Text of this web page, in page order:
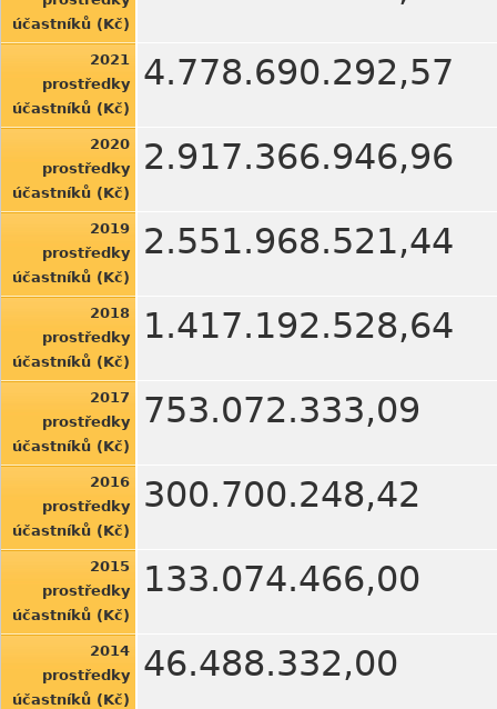
účastníků (Kč)
2021
prostředky
účastníků (Kč)
4.778.690.292,57
2020
prostředky
účastníků (Kč)
2.917.366.946,96
2019
prostředky
účastníků (Kč)
2.551.968.521,44
2018
prostředky
účastníků (Kč)
1.417.192.528,64
2017
prostředky
účastníků (Kč)
753.072.333,09
2016
prostředky
účastníků (Kč)
300.700.248,42
2015
prostředky
účastníků (Kč)
133.074.466,00
2014
prostředky
účastníků (Kč)
46.488.332,00